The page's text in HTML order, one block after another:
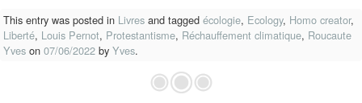
This entry was posted in Livres and tagged écologie, Ecology, Homo creator,
Liberté, Louis Pernot, Protestantisme, Réchauffement climatique, Roucaute
Yves on 07/06/2022 by Yves.